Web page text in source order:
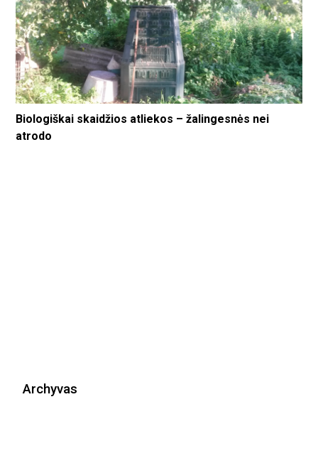
Biologiškai skaidžios atliekos – žalingesnės nei
atrodo
Archyvas